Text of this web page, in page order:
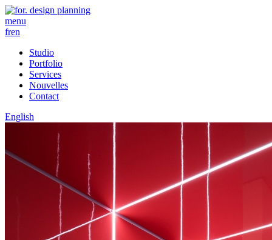
menu
fren
Studio
Portfolio
Services
Nouvelles
Contact
English